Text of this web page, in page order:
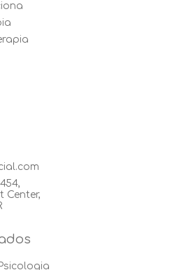
Center,